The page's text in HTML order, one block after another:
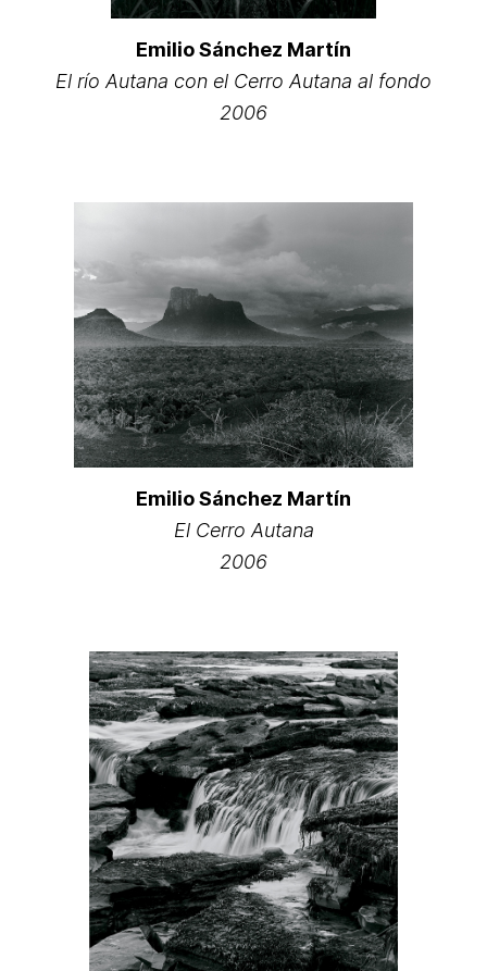
Emilio Sánchez Martín
El río Autana con el Cerro Autana al fondo
2006
Emilio Sánchez Martín
El Cerro Autana
2006